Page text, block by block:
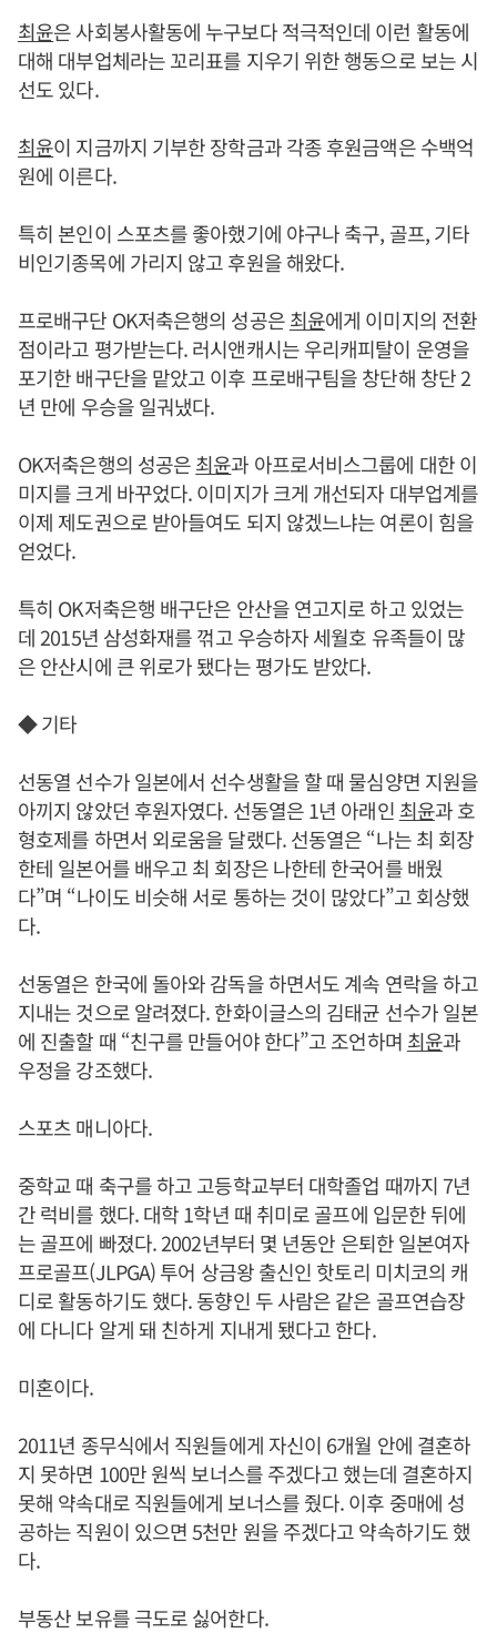
최윤은 사회봉사활동에 누구보다 적극적인데 이런 활동에
대해 대부업체라는 꼬리표를 지우기 위한 행동으로 보는 시
선도 있다.
최윤이 지금까지 기부한 장학금과 각종 후원금액은 수백억
원에 이른다.
특히 본인이 스포츠를 좋아했기에 야구나 축구, 골프, 기타
비인기종목에 가리지 않고 후원을 해왔다.
프로배구단 OK저축은행의 성공은최윤에게 이미지의 전환
점이라고 평가받는다. 러시앤캐시는 우리캐피탈이 운영을
포기한 배구단을 맡았고 이후 프로배구팀을 창단해 창단 2
년 만에 우승을 일궈냈다.
OK저축은행의 성공은최윤과 아프로서비스그룹에 대한 이
미지를 크게 바꾸었다. 이미지가 크게 개선되자 대부업계를
이제 제도권으로 받아들여도 되지 않겠느냐는 여론이 힘을
얻었다.
특히 OK저축은행 배구단은 안산을 연고지로 하고 있었는
데 2015년 삼성화재를 꺾고 우승하자 세월호 유족들이 많
은 안산시에 큰 위로가 됐다는 평가도 받았다.
◆ 기타
선동열 선수가 일본에서 선수생활을 할 때 물심양면 지원을
아끼지 않았던 후원자였다. 선동열은 1년 아래인 최윤과 호
형호제를 하면서 외로움을 달랬다. 선동열은 “나는 최 회장
한테 일본어를 배우고 최 회장은 나한테 한국어를 배웠
다”며 “나이도 비슷해 서로 통하는 것이 많았다”고 회상했
다.
선동열은 한국에 돌아와 감독을 하면서도 계속 연락을 하고
지내는 것으로 알려졌다. 한화이글스의 김태균 선수가 일본
에 진출할 때 “친구를 만들어야 한다”고 조언하며 최윤과
우정을 강조했다.
스포츠 매니아다.
중학교 때 축구를 하고 고등학교부터 대학졸업 때까지 7년
간 럭비를 했다. 대학 1학년 때 취미로 골프에 입문한 뒤에
는 골프에 빠졌다. 2002년부터 몇 년동안 은퇴한 일본여자
프로골프(JLPGA) 투어 상금왕 출신인 핫토리 미치코의 캐
디로 활동하기도 했다. 동향인 두 사람은 같은 골프연습장
에 다니다 알게 돼 친하게 지내게 됐다고 한다.
미혼이다.
2011년 종무식에서 직원들에게 자신이 6개월 안에 결혼하
지 못하면 100만 원씩 보너스를 주겠다고 했는데 결혼하지
못해 약속대로 직원들에게 보너스를 줬다. 이후 중매에 성
공하는 직원이 있으면 5천만 원을 주겠다고 약속하기도 했
다.
부동산 보유를 극도로 싫어한다.